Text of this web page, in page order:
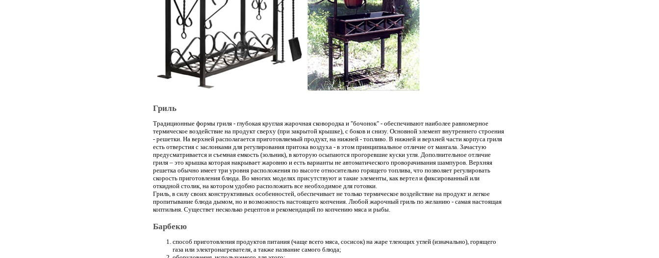
Гриль
Традиционные формы гриля - глубокая круглая жарочная сковородка и "бочонок" - обеспечивают наиболее равномерное
термическое воздействие на продукт сверху (при закрытой крышке), с боков и снизу. Основной элемент внутреннего строения
- решетки. На верхней располагается приготовляемый продукт, на нижней - топливо. В нижней и верхней части корпуса гриля
есть отверстия с заслонками для регулирования притока воздуха - в этом принципиальное отличие от мангала. Зачастую
предусматривается и съемная емкость (зольник), в которую осыпаются прогоревшие куски угля. Дополнительное отличие
гриля – это крышка которая накрывает жаровню и есть варианты не автоматического проворачивания шампуров. Верхняя
решетка обычно имеет три уровня расположения по высоте относительно горящего топлива, что позволяет регулировать
скорость приготовления блюда. Во многих моделях присутствуют и такие элементы, как вертел и фиксированный или
откидной столик, на котором удобно расположить все необходимое для готовки.
Гриль, в силу своих конструктивных особенностей, обеспечивает не только термическое воздействие на продукт и легкое
пропитывание блюда дымом, но и возможность настоящего копчения. Любой жарочный гриль по желанию - самая настоящая
коптильня. Существет несколько рецептов и рекомендаций по копчению мяса и рыбы.
Барбекю
способ приготовления продуктов питания (чаще всего мяса, сосисок) на жаре тлеющих углей (изначально), горящего
газа или электронагревателя, а также название самого блюда;